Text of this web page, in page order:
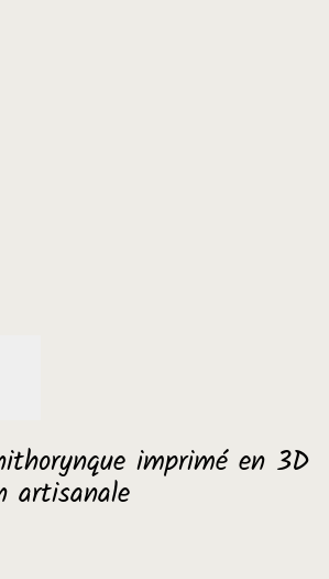
imprimé en 3D
artisanale